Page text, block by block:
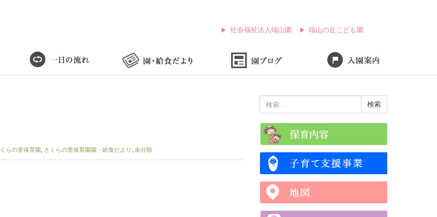
社会福祉法人端山園 端山の丘こども園
らの里保育園 , さくらの里保育園園・給食だより , 未分類
索: